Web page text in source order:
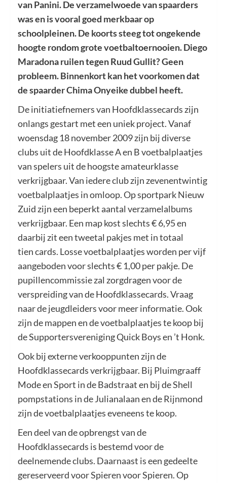
van Panini. De verzamelwoede van spaarders
was en is vooral goed merkbaar op
schoolpleinen. De koorts steeg tot ongekende
hoogte rondom grote voetbaltoernooien. Diego
Maradona ruilen tegen Ruud Gullit? Geen
probleem. Binnenkort kan het voorkomen dat
de spaarder Chima Onyeike dubbel heeft.
De initiatiefnemers van Hoofdklassecards zijn
onlangs gestart met een uniek project. Vanaf
woensdag 18 november 2009 zijn bij diverse
clubs uit de Hoofdklasse A en B voetbalplaatjes
van spelers uit de hoogste amateurklasse
verkrijgbaar. Van iedere club zijn zevenentwintig
voetbalplaatjes in omloop. Op sportpark Nieuw
Zuid zijn een beperkt aantal verzamelalbums
verkrijgbaar. Een map kost slechts € 6,95 en
daarbij zit een tweetal pakjes met in totaal
tien cards. Losse voetbalplaatjes worden per vijf
aangeboden voor slechts € 1,00 per pakje. De
pupillencommissie zal zorgdragen voor de
verspreiding van de Hoofdklassecards. Vraag
naar de jeugdleiders voor meer informatie. Ook
zijn de mappen en de voetbalplaatjes te koop bij
de Supportersvereniging Quick Boys en ’t Honk.
Ook bij externe verkooppunten zijn de
Hoofdklassecards verkrijgbaar. Bij Pluimgraaff
Mode en Sport in de Badstraat en bij de Shell
pompstations in de Julianalaan en de Rijnmond
zijn de voetbalplaatjes eveneens te koop.
Een deel van de opbrengst van de
Hoofdklassecards is bestemd voor de
deelnemende clubs. Daarnaast is een gedeelte
gereserveerd voor Spieren voor Spieren. Op